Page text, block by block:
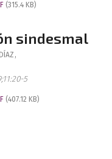
(315.4 KB)
sindesmal
,
5
(407.12 KB)